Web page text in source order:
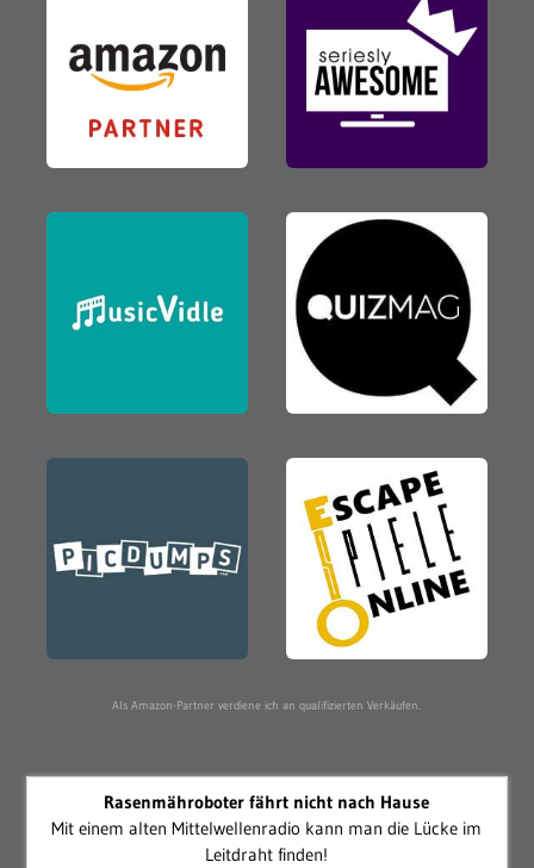
Als Amazon-Partner verdiene ich an qualifizierten Verkäufen.
Rasenmähroboter fährt nicht nach Hause
Mit einem alten Mittelwellenradio kann man die Lücke im
Leitdraht finden!